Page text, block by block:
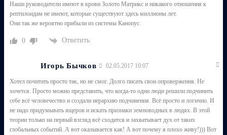
Наши руководители имеют в крови Золото Матрикс и никакого отношения к
рептилоидам не имеют, которые существуют здесь миллионы лет.
Они так же вероятно прибыли из системы Канопус.
0 Ответить
Игорь Бычков 02.05.2017 10:07
Хотел почитать просто так, но не смог. Долго писать свои опровержения. Не
хочется. Просто можно представить, что когда-то одни люди решили подчинить
себе всё человечество и создали иерархию подчинения. Всё просто и логично. И
не надо придумывать ящеров и искать признаки земноводных в людях. В этой
теории только на первый взгляд всё сходится и захватывает дух от таких
глобальных событий. А вот оказывается как! А вот почему я плохо живу!))) Вот